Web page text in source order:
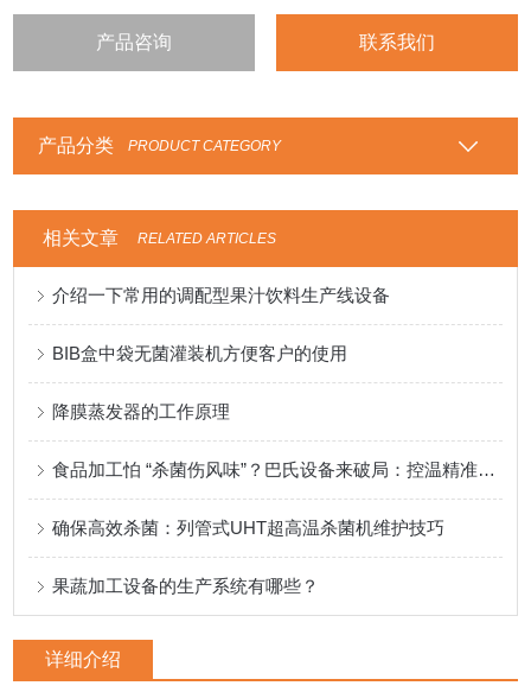
产品咨询 联系我们
产品分类 PRODUCT CATEGORY
相关文章 RELATED ARTICLES
介绍一下常用的调配型果汁饮料生产线设备
BIB盒中袋无菌灌装机方便客户的使用
降膜蒸发器的工作原理
食品加工怕 “杀菌伤风味”？巴氏设备来破局：控温精准，锁鲜又安全
确保高效杀菌：列管式UHT超高温杀菌机维护技巧
果蔬加工设备的生产系统有哪些？
详细介绍